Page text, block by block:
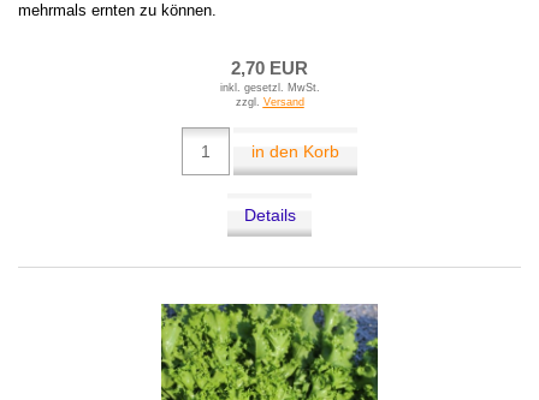
mehrmals ernten zu können.
2,70 EUR
inkl. gesetzl. MwSt.
zzgl. Versand
in den Korb
Details